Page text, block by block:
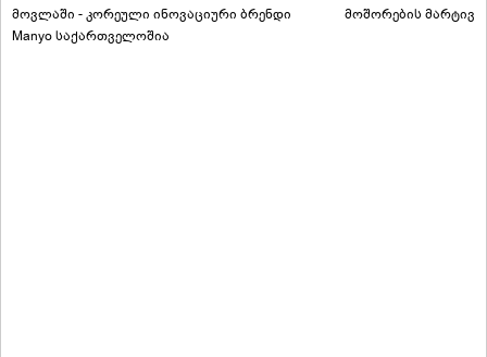
მოვლაში - კორეული ინოვაციური ბრენდი
Manyo საქართველოშია
მოშორების